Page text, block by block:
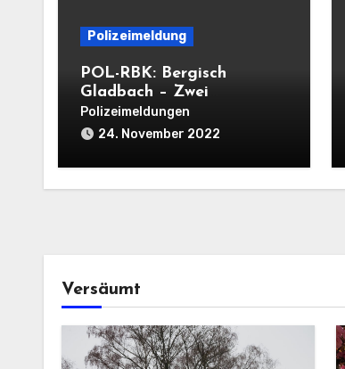
Polizeimeldung
POL-RBK: Bergisch
Gladbach – Zwei
Einbrüche in
Einfamilienhäuser am
Polizeimeldungen
24. November 2022
Versäumt